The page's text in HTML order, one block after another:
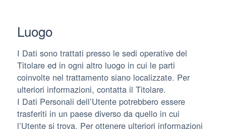
Luogo
I Dati sono trattati presso le sedi operative del
Titolare ed in ogni altro luogo in cui le parti
coinvolte nel trattamento siano localizzate. Per
ulteriori informazioni, contatta il Titolare.
I Dati Personali dell’Utente potrebbero essere
trasferiti in un paese diverso da quello in cui
l’Utente si trova. Per ottenere ulteriori informazioni